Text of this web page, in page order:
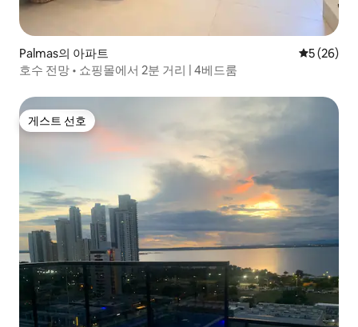
Palmas의 아파트 평점 5점(5
5 (26)
호수 전망 • 쇼핑몰에서 2분 거리 | 4베드룸
게스트 선호
게스트 선호